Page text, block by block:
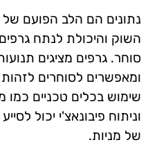
נתונים הם הלב הפועם של
השוק והיכולת לנתח
סוחר. גרפים מציגים
ומאפשרים לסוחרים
שימוש בכלים טכניים כמו
וניתוח פיבונאצ'י יכול
של מניות.